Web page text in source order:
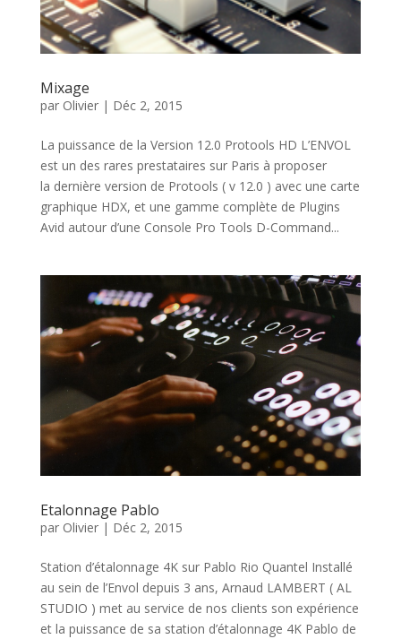
Mixage
par Olivier| Déc 2, 2015
La puissance de la Version 12.0 Protools HD L’ENVOL
est un des rares prestataires sur Paris à proposer
la dernière version de Protools ( v 12.0 ) avec une carte
graphique HDX, et une gamme complète de Plugins
Avid autour d’une Console Pro Tools D-Command...
Etalonnage Pablo
par Olivier| Déc 2, 2015
Station d’étalonnage 4K sur Pablo Rio Quantel Installé
au sein de l’Envol depuis 3 ans, Arnaud LAMBERT ( AL
STUDIO ) met au service de nos clients son expérience
et la puissance de sa station d’étalonnage 4K Pablo de